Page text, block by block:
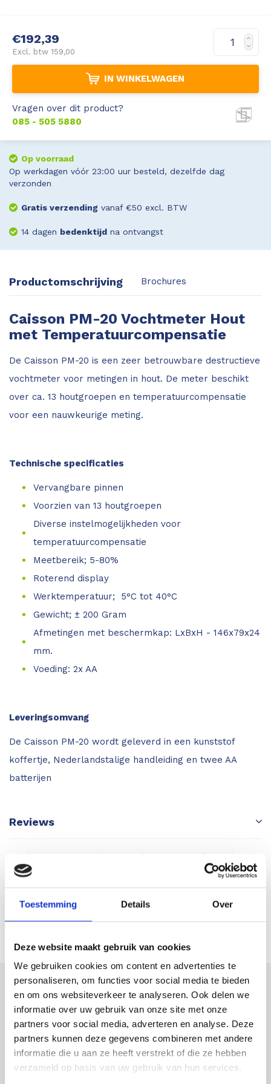
Toestemming Details Over
Deze website maakt gebruik van cookies
We gebruiken cookies om content en advertenties te
personaliseren, om functies voor social media te bieden
en om ons websiteverkeer te analyseren. Ook delen we
informatie over uw gebruik van onze site met onze
partners voor social media, adverteren en analyse. Deze
partners kunnen deze gegevens combineren met andere
informatie die u aan ze heeft verstrekt of die ze hebben
verzameld op basis van uw gebruik van hun services.
Leica DST360
Accessoires
Hygrometers
€192,39
Excl. btw 159,00
IN WINKELWAGEN
Vragen over dit product?
085 - 505 5880
Op voorraad
Op werkdagen vóór 23:00 uur besteld, dezelfde dag
verzonden
Gratis verzending vanaf €50 excl. BTW
14 dagen bedenktijdna ontvangst
Productomschrijving Brochures
Caisson PM-20 Vochtmeter Hout
met Temperatuurcompensatie
De Caisson PM-20 is een zeer betrouwbare destructieve
vochtmeter voor metingen in hout. De meter beschikt
over ca. 13 houtgroepen en temperatuurcompensatie
voor een nauwkeurige meting.
Technische specificaties
Vervangbare pinnen
Voorzien van 13 houtgroepen
Diverse instelmogelijkheden voor
temperatuurcompensatie
Meetbereik; 5-80%
Roterend display
Werktemperatuur; 5°C tot 40°C
Gewicht; ± 200 Gram
Afmetingen met beschermkap: LxBxH - 146x79x24
mm.
Voeding: 2x AA
Leveringsomvang
De Caisson PM-20 wordt geleverd in een kunststof
koffertje, Nederlandstalige handleiding en twee AA
batterijen
Reviews
Er zijn nog geen reviews geschreven over dit product.
Astek
Productspecialist voor uw meet- en
inspectieapparatuur
Astek is uw expert op het gebied van laser